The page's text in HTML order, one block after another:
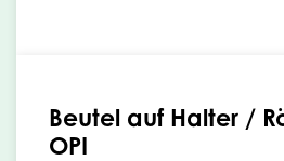
Beutel auf Halter /
OPI